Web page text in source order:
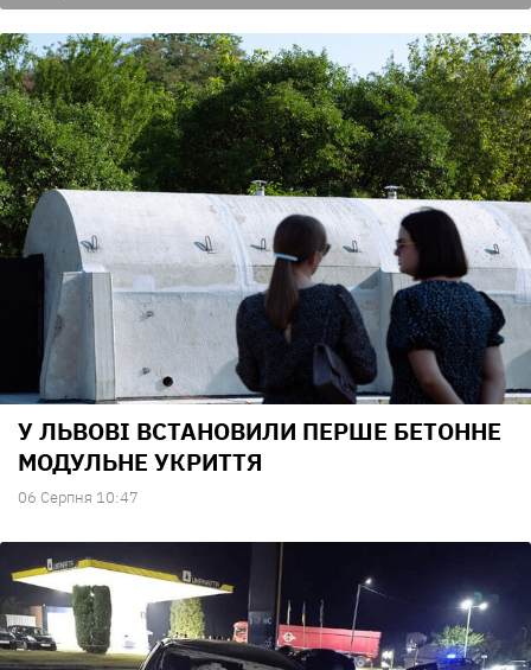
У ЛЬВОВІ ВСТАНОВИЛИ ПЕРШЕ БЕТОННЕ
МОДУЛЬНЕ УКРИТТЯ
06 Серпня 10:47